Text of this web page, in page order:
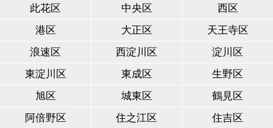
此花区
中央区
西区
港区
大正区
天王寺区
浪速区
西淀川区
淀川区
東淀川区
東成区
生野区
旭区
城東区
鶴見区
阿倍野区
住之江区
住吉区